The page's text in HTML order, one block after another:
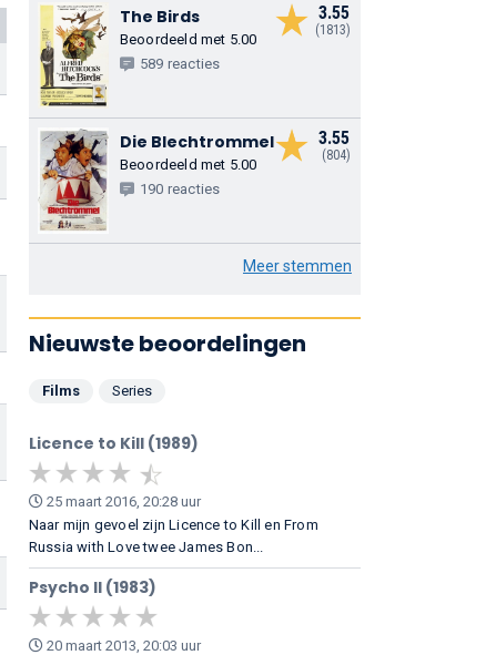
3.55
(1813)
The Birds
Beoordeeld met 5.00
589 reacties
3.55
(804)
Die Blechtrommel
Beoordeeld met 5.00
190 reacties
Meer stemmen
Nieuwste beoordelingen
Films Series
Licence to Kill (1989)
25 maart 2016, 20:28 uur
Naar mijn gevoel zijn Licence to Kill en From
Russia with Love twee James Bon...
Psycho II (1983)
20 maart 2013, 20:03 uur